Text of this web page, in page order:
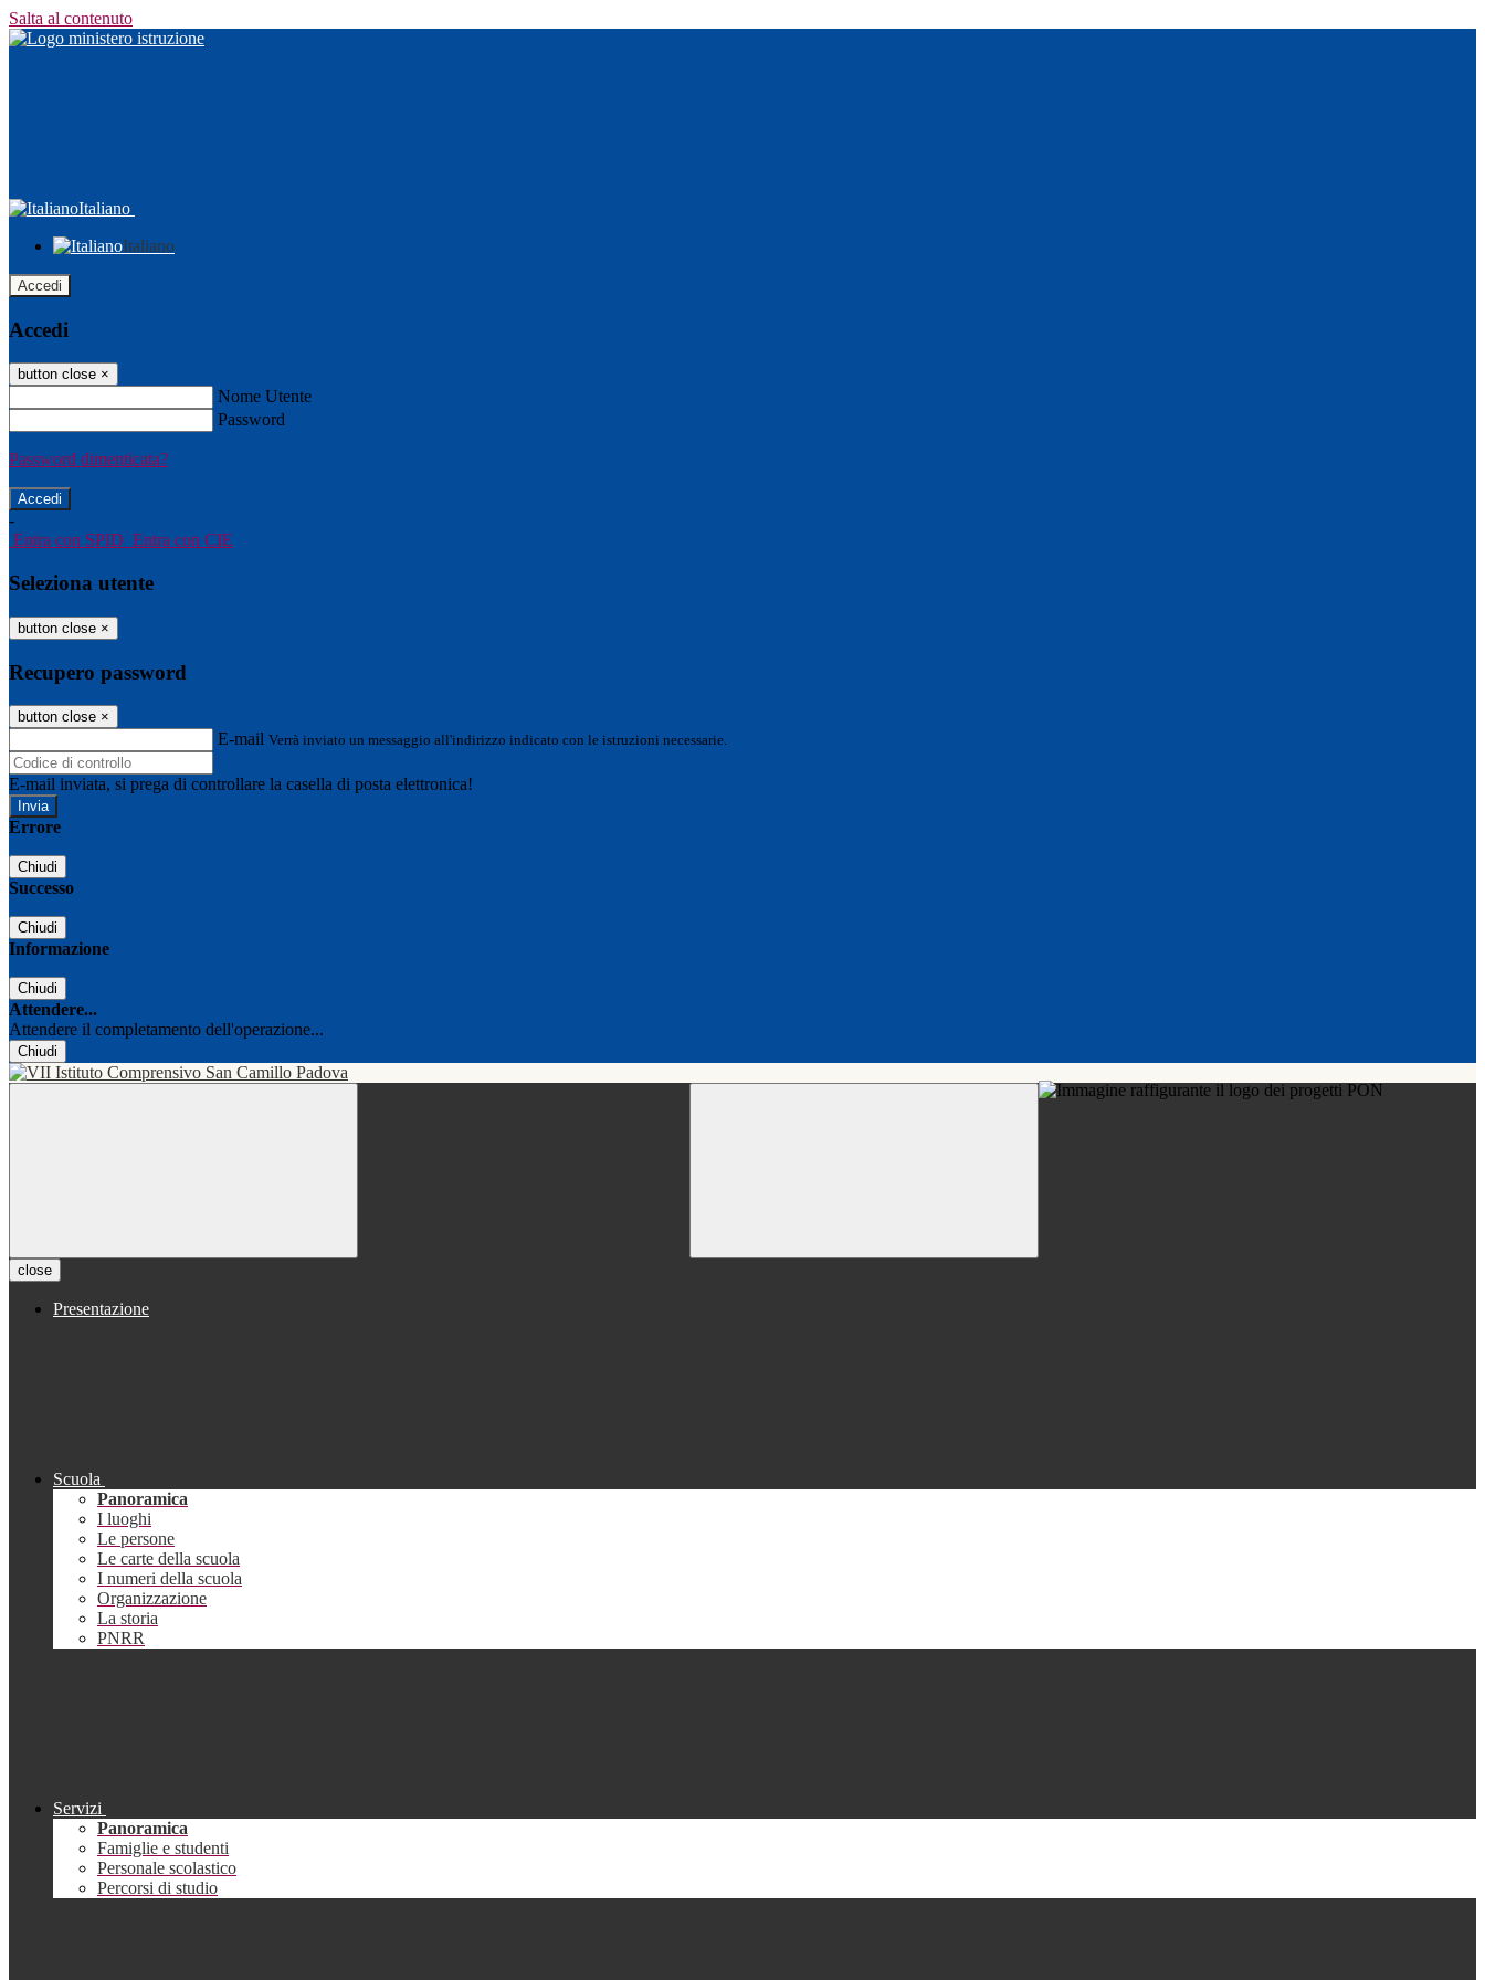
Salta al contenuto
Italiano
Italiano
Accedi
Accedi
button close ×
Nome Utente
Password
Password dimenticata?
-
Entra con SPID Entra con CIE
Seleziona utente
button close ×
Recupero password
button close ×
E-mail Verrà inviato un messaggio all'indirizzo indicato con le istruzioni necessarie.
E-mail inviata, si prega di controllare la casella di posta elettronica!
Errore
Chiudi
Successo
Chiudi
Informazione
Chiudi
Attendere...
Attendere il completamento dell'operazione...
Chiudi
close
Presentazione
Scuola
Panoramica
I luoghi
Le persone
Le carte della scuola
I numeri della scuola
Organizzazione
La storia
PNRR
Servizi
Panoramica
Famiglie e studenti
Personale scolastico
Percorsi di studio